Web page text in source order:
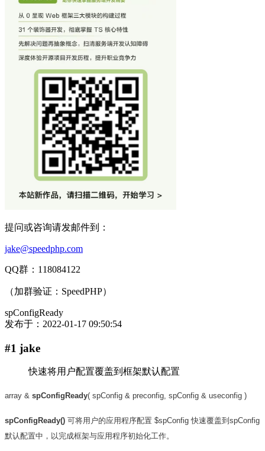
提问或咨询请发邮件到：
jake@speedphp.com
QQ群：118084122
（加群验证：SpeedPHP）
spConfigReady
发布于： 2022-01-17 09:50:54
#1 jake
快速将用户配置覆盖到框架默认配置
array & spConfigReady( spConfig & preconfig, spConfig & useconfig )
spConfigReady() 可将用户的应用程序配置 $spConfig 快速覆盖到spConfig
默认配置中，以完成框架与应用程序初始化工作。